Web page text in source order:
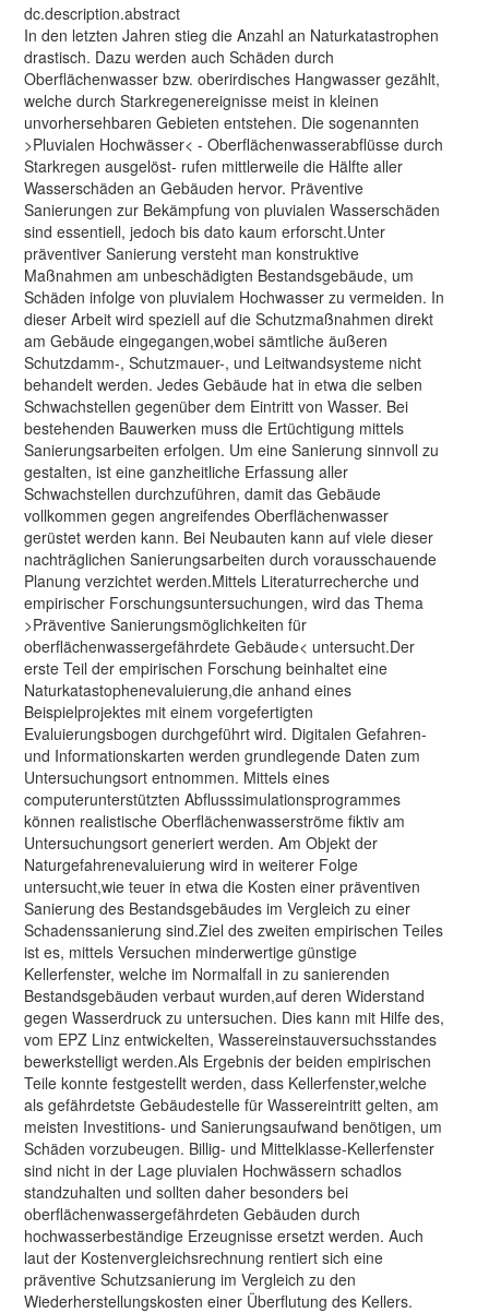
dc.description.abstract
In den letzten Jahren stieg die Anzahl an Naturkatastrophen
drastisch. Dazu werden auch Schäden durch
Oberflächenwasser bzw. oberirdisches Hangwasser gezählt,
welche durch Starkregenereignisse meist in kleinen
unvorhersehbaren Gebieten entstehen. Die sogenannten
>Pluvialen Hochwässer< - Oberflächenwasserabflüsse durch
Starkregen ausgelöst- rufen mittlerweile die Hälfte aller
Wasserschäden an Gebäuden hervor. Präventive
Sanierungen zur Bekämpfung von pluvialen Wasserschäden
sind essentiell, jedoch bis dato kaum erforscht.Unter
präventiver Sanierung versteht man konstruktive
Maßnahmen am unbeschädigten Bestandsgebäude, um
Schäden infolge von pluvialem Hochwasser zu vermeiden. In
dieser Arbeit wird speziell auf die Schutzmaßnahmen direkt
am Gebäude eingegangen,wobei sämtliche äußeren
Schutzdamm-, Schutzmauer-, und Leitwandsysteme nicht
behandelt werden. Jedes Gebäude hat in etwa die selben
Schwachstellen gegenüber dem Eintritt von Wasser. Bei
bestehenden Bauwerken muss die Ertüchtigung mittels
Sanierungsarbeiten erfolgen. Um eine Sanierung sinnvoll zu
gestalten, ist eine ganzheitliche Erfassung aller
Schwachstellen durchzuführen, damit das Gebäude
vollkommen gegen angreifendes Oberflächenwasser
gerüstet werden kann. Bei Neubauten kann auf viele dieser
nachträglichen Sanierungsarbeiten durch vorausschauende
Planung verzichtet werden.Mittels Literaturrecherche und
empirischer Forschungsuntersuchungen, wird das Thema
>Präventive Sanierungsmöglichkeiten für
oberflächenwassergefährdete Gebäude< untersucht.Der
erste Teil der empirischen Forschung beinhaltet eine
Naturkatastophenevaluierung,die anhand eines
Beispielprojektes mit einem vorgefertigten
Evaluierungsbogen durchgeführt wird. Digitalen Gefahren-
und Informationskarten werden grundlegende Daten zum
Untersuchungsort entnommen. Mittels eines
computerunterstützten Abflusssimulationsprogrammes
können realistische Oberflächenwasserströme fiktiv am
Untersuchungsort generiert werden. Am Objekt der
Naturgefahrenevaluierung wird in weiterer Folge
untersucht,wie teuer in etwa die Kosten einer präventiven
Sanierung des Bestandsgebäudes im Vergleich zu einer
Schadenssanierung sind.Ziel des zweiten empirischen Teiles
ist es, mittels Versuchen minderwertige günstige
Kellerfenster, welche im Normalfall in zu sanierenden
Bestandsgebäuden verbaut wurden,auf deren Widerstand
gegen Wasserdruck zu untersuchen. Dies kann mit Hilfe des,
vom EPZ Linz entwickelten, Wassereinstauversuchsstandes
bewerkstelligt werden.Als Ergebnis der beiden empirischen
Teile konnte festgestellt werden, dass Kellerfenster,welche
als gefährdetste Gebäudestelle für Wassereintritt gelten, am
meisten Investitions- und Sanierungsaufwand benötigen, um
Schäden vorzubeugen. Billig- und Mittelklasse-Kellerfenster
sind nicht in der Lage pluvialen Hochwässern schadlos
standzuhalten und sollten daher besonders bei
oberflächenwassergefährdeten Gebäuden durch
hochwasserbeständige Erzeugnisse ersetzt werden. Auch
laut der Kostenvergleichsrechnung rentiert sich eine
präventive Schutzsanierung im Vergleich zu den
Wiederherstellungskosten einer Überflutung des Kellers.